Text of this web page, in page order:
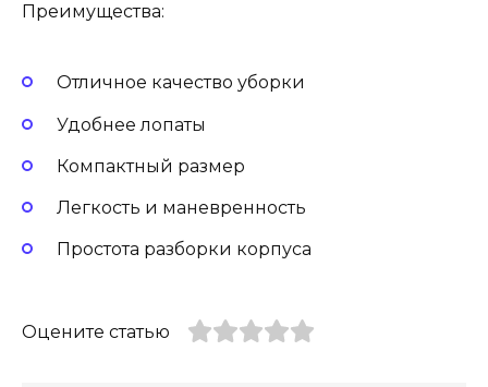
Преимущества:
Отличное качество уборки
Удобнее лопаты
Компактный размер
Легкость и маневренность
Простота разборки корпуса
Оцените статью